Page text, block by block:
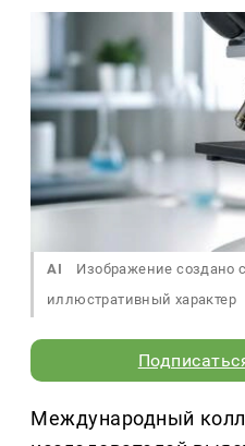
AI
Изображение
иллюстративный характер
Международный